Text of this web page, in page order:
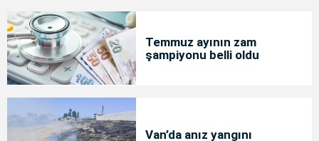
Temmuz ayının zam
şampiyonu belli oldu
Van’da anız yangını